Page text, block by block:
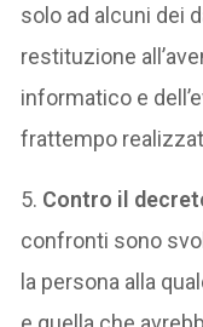
solo ad alcuni dei
restituzione
informatico e
frattempo
5. Contro il
confronti sono
la persona alla